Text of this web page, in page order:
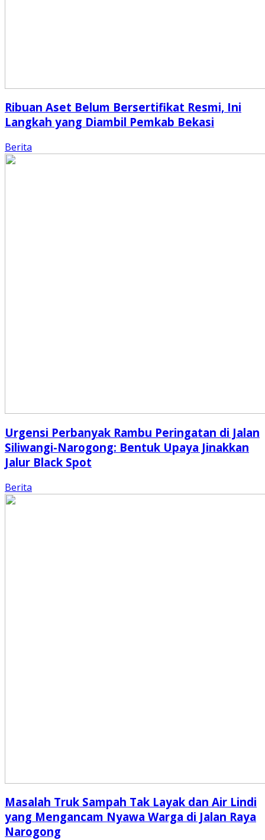
Ribuan Aset Belum Bersertifikat Resmi, Ini
Langkah yang Diambil Pemkab Bekasi
Berita
Urgensi Perbanyak Rambu Peringatan di Jalan
Siliwangi-Narogong: Bentuk Upaya Jinakkan
Jalur Black Spot
Berita
Masalah Truk Sampah Tak Layak dan Air Lindi
yang Mengancam Nyawa Warga di Jalan Raya
Narogong